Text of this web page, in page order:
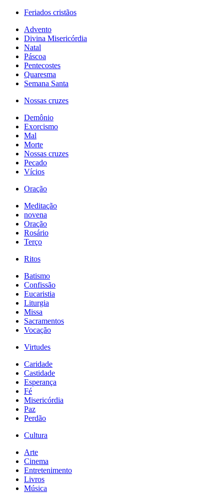
Feriados cristãos
Advento
Divina Misericórdia
Natal
Páscoa
Pentecostes
Quaresma
Semana Santa
Nossas cruzes
Demônio
Exorcismo
Mal
Morte
Nossas cruzes
Pecado
Vícios
Oração
Meditação
novena
Oração
Rosário
Terço
Ritos
Batismo
Confissão
Eucaristia
Liturgia
Missa
Sacramentos
Vocação
Virtudes
Caridade
Castidade
Esperança
Fé
Misericórdia
Paz
Perdão
Cultura
Arte
Cinema
Entretenimento
Livros
Música